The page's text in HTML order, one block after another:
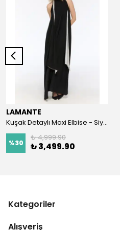
LAMANTE
Kuşak Detaylı Maxi Elbise - Siyah
%30
₺ 4,999.90
₺ 3,499.90
Kategoriler
Alışveriş